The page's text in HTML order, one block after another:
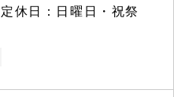
休日：日曜日・祝祭